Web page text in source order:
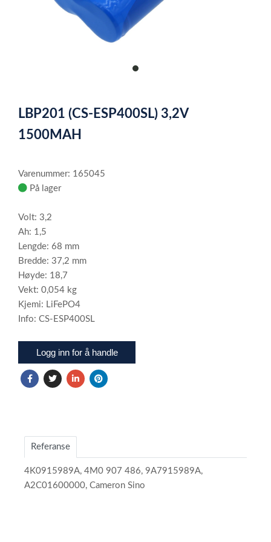
item
of
1
LBP201 (CS-ESP400SL) 3,2V
1500MAH
Varenummer: 165045
På lager
Volt: 3,2
Ah: 1,5
Lengde: 68 mm
Bredde: 37,2 mm
Høyde: 18,7
Vekt: 0,054 kg
Kjemi: LiFePO4
Info: CS-ESP400SL
Logg inn for å handle
Referanse
4K0915989A, 4M0 907 486, 9A7915989A,
A2C01600000, Cameron Sino